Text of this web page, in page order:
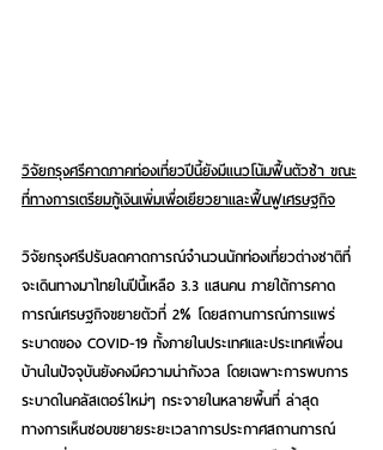
วิจัยกรุงศรีคาดภาคท่องเที่ยวปีนี้ยังมีแนวโน้มฟื้นตัวช้า ขณะ
ที่ทางการเตรียมกู้เงินเพิ่มเพื่อเยียวยาและฟื้นฟูเศรษฐกิจ
วิจัยกรุงศรีปรับลดคาดการณ์จำนวนนักท่องเที่ยวต่างชาติที่
จะเดินทางมาไทยในปีนี้เหลือ 3.3 แสนคน ภายใต้การคาด
การณ์เศรษฐกิจขยายตัวที่ 2% โดยสถานการณ์การแพร่
ระบาดของ COVID-19 ทั้งภายในประเทศและประเทศเพื่อน
บ้านในปัจจุบันยังคงมีความน่ากังวล โดยเฉพาะการพบการ
ระบาดในคลัสเตอร์ใหม่ๆ กระจายในหลายพื้นที่ ล่าสุด
ทางการเห็นชอบขยายระยะเวลาการประกาศสถานการณ์